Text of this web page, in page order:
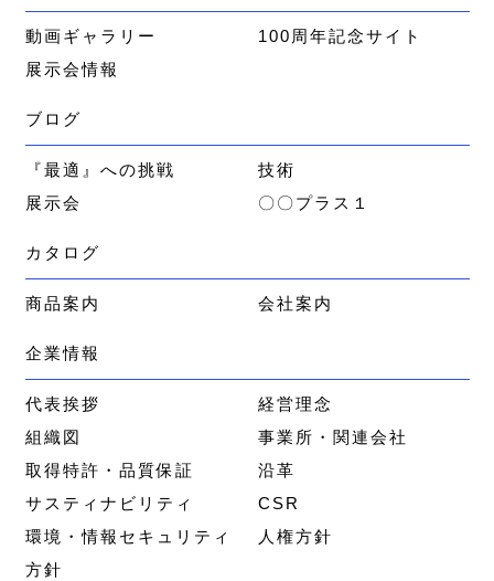
動画ギャラリー
100周年記念サイト
展示会情報
ブログ
『最適』への挑戦
技術
展示会
〇〇プラス１
カタログ
商品案内 会社案内
企業情報
代表挨拶
経営理念
組織図
事業所・関連会社
取得特許・品質保証
沿革
サスティナビリティ
CSR
環境・情報セキュリティ
方針
人権方針